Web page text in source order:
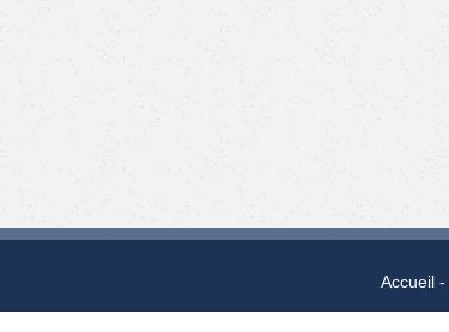
Accueil